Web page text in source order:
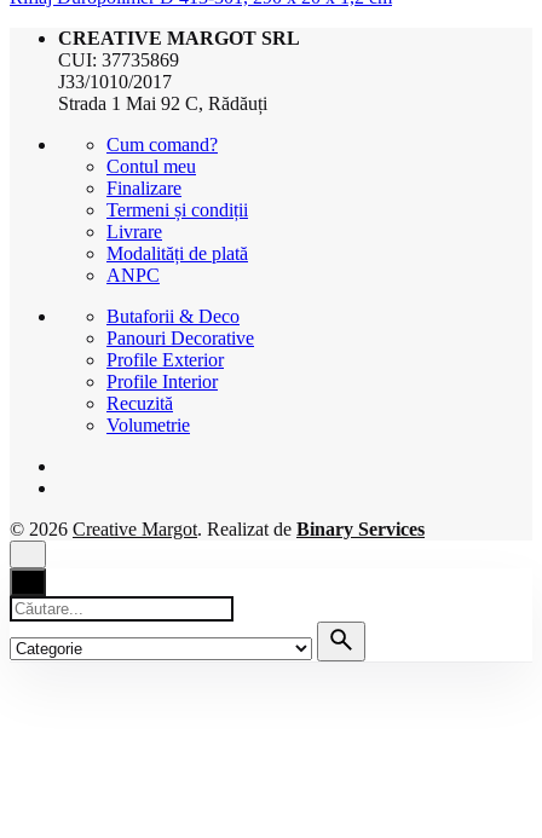
CREATIVE MARGOT SRL
CUI: 37735869
J33/1010/2017
Strada 1 Mai 92 C, Rădăuți
Cum comand?
Contul meu
Finalizare
Termeni și condiții
Livrare
Modalități de plată
ANPC
Butaforii & Deco
Panouri Decorative
Profile Exterior
Profile Interior
Recuzită
Volumetrie
© 2026 Creative Margot. Realizat de Binary Services
Căutare
pentru